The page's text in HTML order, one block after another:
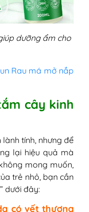
dưỡng ẩm cho
Rau má mở nắp
cây kinh
tính, nhưng để
lại hiệu quả mà
mong muốn,
trẻ nhỏ, bạn cần
dưới đây:
có vết thương